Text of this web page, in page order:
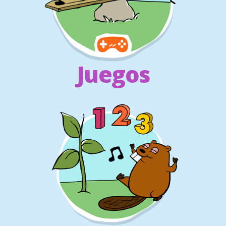
Juegos